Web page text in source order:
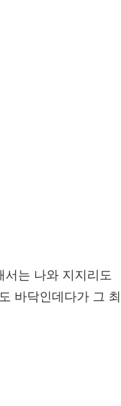
서는 나와 지지리도
바닥인데다가 그 최